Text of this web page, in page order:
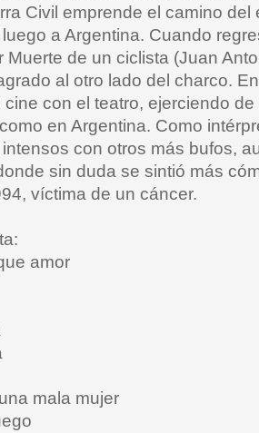
Civil emprende el camino del
a Argentina. Cuando
Muerte de un ciclista (Juan
al otro lado del charco.
con el teatro, ejerciendo
en Argentina. Como
intensos con otros más bufos,
sin duda se sintió más
víctima de un cáncer.
amor
mala mujer